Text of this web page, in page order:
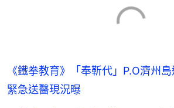
《鐵拳教育》「奉靳代」P.O濟州
緊急送醫現況曝